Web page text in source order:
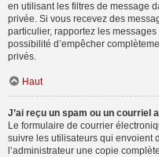
en utilisant les filtres de message
privée. Si vous recevez des
particulier, rapportez les
possibilité d’empêcher
privés.
Haut
J’ai reçu un spam ou un courriel
Le formulaire de courrier
suivre les utilisateurs qui envoient
l’administrateur une copie